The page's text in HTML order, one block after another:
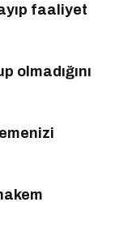
faaliyet
olmadığını